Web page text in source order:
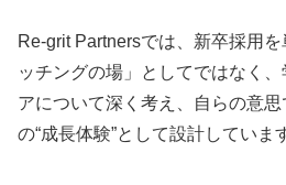
Re-grit Partnersでは、新卒採用
ッチングの場」としてではなく
アについて深く考え、自らの意
の“成長体験”として設計していま